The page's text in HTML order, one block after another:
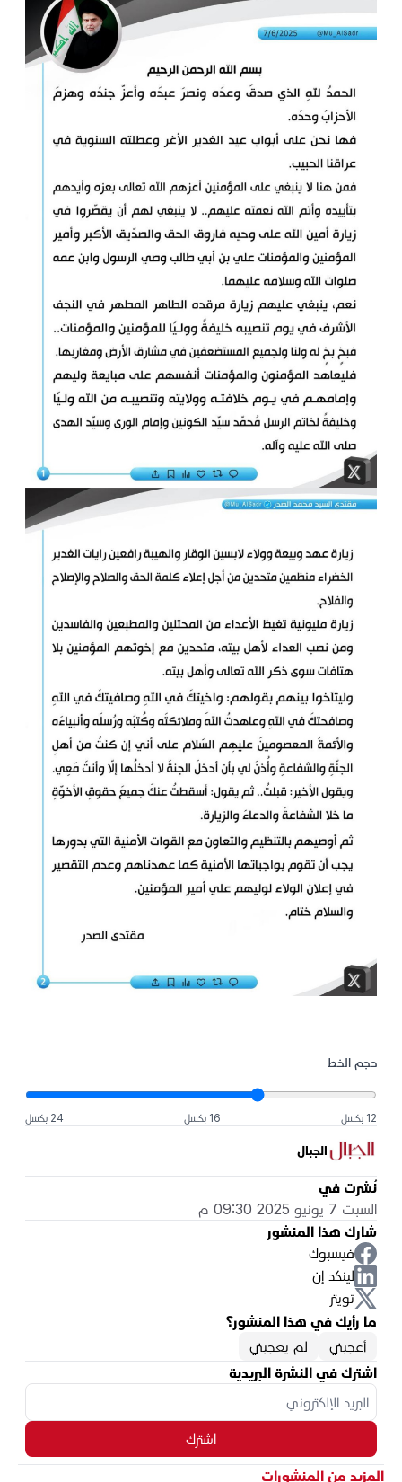
حجم الخط
12 بكسل 16 بكسل 24 بكسل
الجبال
نُشرت في
السبت 7 يونيو 2025 09:30 م
شارك هذا المنشور
فيسبوك
لينكد إن
تويتر
ما رأيك في هذا المنشور؟
أعجبني
لم يعجبني
اشترك في النشرة البريدية
اشترك
المزيد من المنشورات